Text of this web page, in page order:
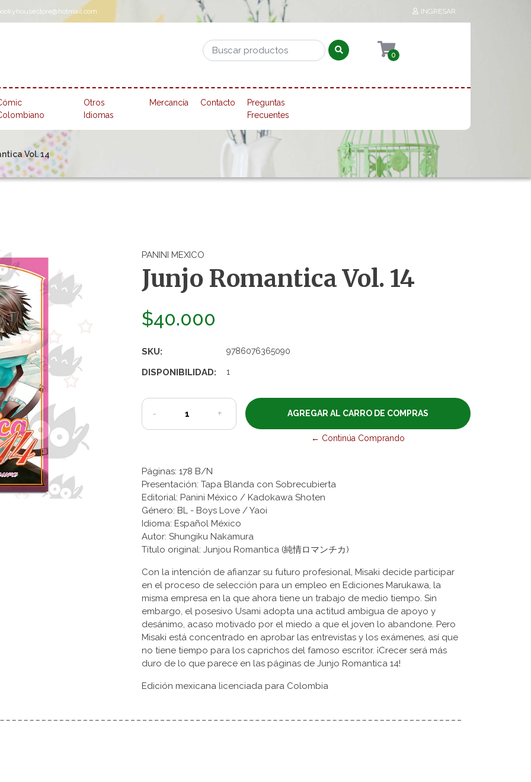
INGRESAR
0
Otros
Idiomas
Mercancía Contacto
Preguntas
Frecuentes
Vol. 14
PANINI MEXICO
Junjo Romantica Vol. 14
$40.000
SKU: 9786076365090
DISPONIBILIDAD: 1
- +
← Continúa Comprando
Páginas: 178 B/N
Presentación: Tapa Blanda con Sobrecubierta
Editorial: Panini México / Kadokawa Shoten
Género: BL - Boys Love / Yaoi
Idioma: Español México
Autor: Shungiku Nakamura
Título original: Junjou Romantica (純情ロマンチカ)
Con la intención de afianzar su futuro profesional, Misaki decide participar
en el proceso de selección para un empleo en Ediciones Marukawa, la
misma empresa en la que ahora tiene un trabajo de medio tiempo. Sin
embargo, el posesivo Usami adopta una actitud ambigua de apoyo y
desánimo, acaso motivado por el miedo a que el joven lo abandone. Pero
Misaki está concentrado en aprobar las entrevistas y los exámenes, así que
no tiene tiempo para los caprichos del famoso escritor. ¡Crecer será más
duro de lo que parece en las páginas de Junjo Romantica 14!
Edición mexicana licenciada para Colombia